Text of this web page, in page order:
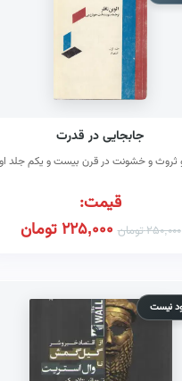
جابجایی در قدرت
و ثروث و خشونت در قرن بیست و یکم جلد
قیمت:
250,000تومان 225,000تومان
نیست